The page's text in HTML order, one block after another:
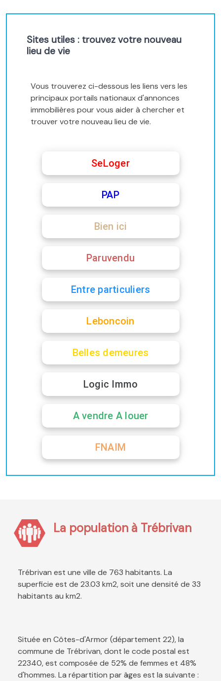
Sites utiles : trouvez votre nouveau
lieu de vie
Vous trouverez ci-dessous les liens vers les
principaux portails nationaux d'annonces
immobilières pour vous aider à chercher et
trouver votre nouveau lieu de vie.
SeLoger
PAP
Bien ici
Paruvendu
Entre particuliers
Leboncoin
Belles demeures
Logic Immo
A vendre A louer
FNAIM
La population à Trébrivan
Trébrivan est une ville de 763 habitants. La
superficie est de 23.03 km2, soit une densité de 33
habitants au km2.
Située en Côtes-d'Armor (département 22), la
commune de Trébrivan, dont le code postal est
22340, est composée de 52% de femmes et 48%
d'hommes. La répartition par âges est la suivante :